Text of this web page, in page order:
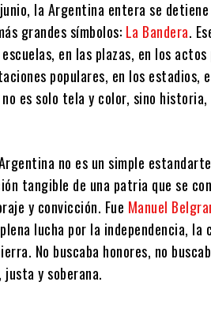
la Argentina entera se
grandes símbolos: La Bandera.
en las plazas, en los
populares, en los estadios,
es solo tela y color, sino
no es un simple
tangible de una patria que se
y convicción. Fue Manuel
lucha por la independencia,
No buscaba honores, no
y soberana.